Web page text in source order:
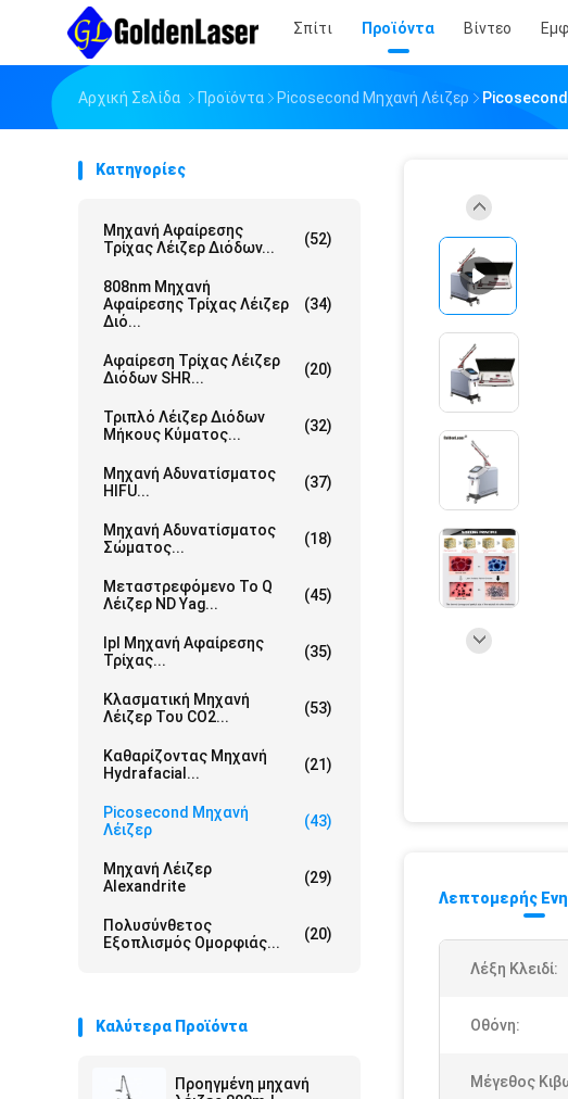
Σπίτι Προϊόντα Βίντεο
Αρχική Σελίδα Προϊόντα Picosecond Μηχανή Λέιζερ
Κατηγορίες
Μηχανή Αφαίρεσης
Τρίχας Λέιζερ Διόδων...
(52)
808nm Μηχανή
Αφαίρεσης Τρίχας Λέιζερ
Διό...
(34)
Αφαίρεση Τρίχας Λέιζερ
Διόδων SHR...
(20)
Τριπλό Λέιζερ Διόδων
Μήκους Κύματος...
(32)
Μηχανή Αδυνατίσματος
HIFU...
(37)
Μηχανή Αδυνατίσματος
Σώματος...
(18)
Μεταστρεφόμενο Το Q
Λέιζερ ND Yag...
(45)
Ipl Μηχανή Αφαίρεσης
Τρίχας...
(35)
Κλασματική Μηχανή
Λέιζερ Του CO2...
(53)
Καθαρίζοντας Μηχανή
Hydrafacial...
(21)
Picosecond Μηχανή
Λέιζερ
(43)
Μηχανή Λέιζερ
Alexandrite
(29)
Πολυσύνθετος
Εξοπλισμός Ομορφιάς...
(20)
Καλύτερα Προϊόντα
Προηγμένη μηχανή
Λεπτομερής
Λέξη Κλειδί:
Οθόνη:
Μέγεθος